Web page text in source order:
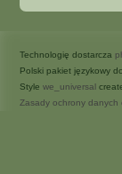
Technologię dostarcza
Polski pakiet językowy
Style we_universal
Zasady ochrony danych